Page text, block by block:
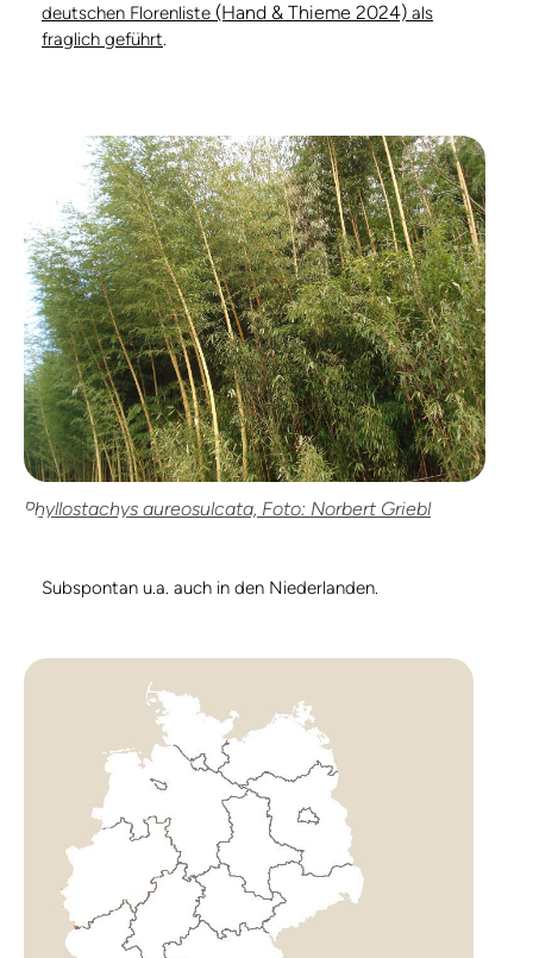
deutschen Florenliste (Hand & Thieme 2024) als
fraglich geführt.
Phyllostachys aureosulcata, Foto: Norbert Griebl
Subspontan u.a. auch in den Niederlanden.